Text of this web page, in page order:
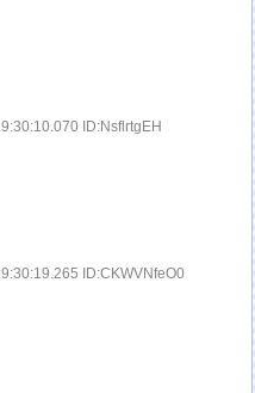
ID:NsflrtgEH
ID:CKWVNfeO0